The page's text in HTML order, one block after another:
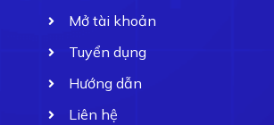
Mở tài khoản
Tuyển dụng
Hướng dẫn
Liên hệ